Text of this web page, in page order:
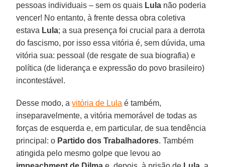
pessoas individuais – sem os quais Lula não poderia
vencer! No entanto, à frente dessa obra coletiva
estava Lula; a sua presença foi crucial para a derrota
do fascismo, por isso essa vitória é, sem dúvida, uma
vitória sua: pessoal (de resgate de sua biografia) e
política (de liderança e expressão do povo brasileiro)
incontestável.
Desse modo, a vitória de Lula é também,
inseparavelmente, a vitória memorável de todas as
forças de esquerda e, em particular, de sua tendência
principal: o Partido dos Trabalhadores. Também
atingida pelo mesmo golpe que levou ao